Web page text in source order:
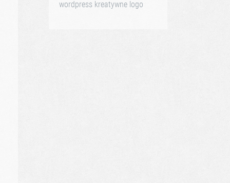
wordpress kreatywne logo